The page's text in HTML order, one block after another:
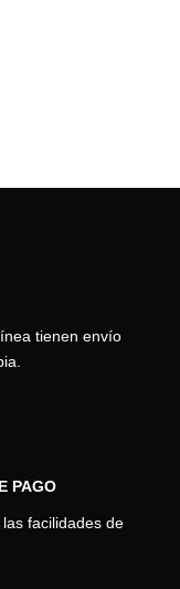
tienen envío
PAGO
facilidades de